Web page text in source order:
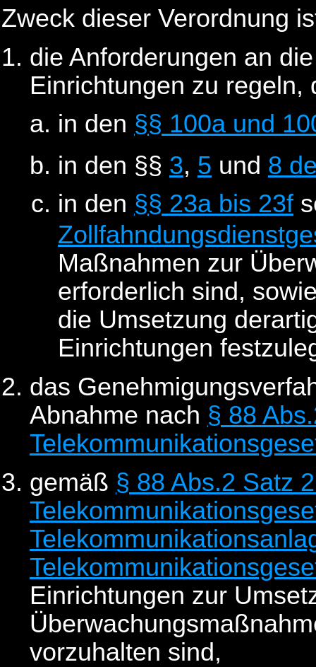
Zweck dieser Verordnung
die Anforderungen an
Einrichtungen zu
in den §§ 100a und
in den §§ 3, 5 und 8
in den §§ 23a bis 23f
Maßnahmen zur
erforderlich sind,
die Umsetzung
Einrichtungen
das
Abnahme nach § 88
gemäß § 88 Abs.2 Satz
Einrichtungen zur
vorzuhalten sind,